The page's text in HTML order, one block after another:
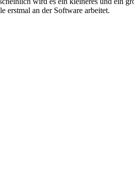
erstmal an der Software arbeitet.